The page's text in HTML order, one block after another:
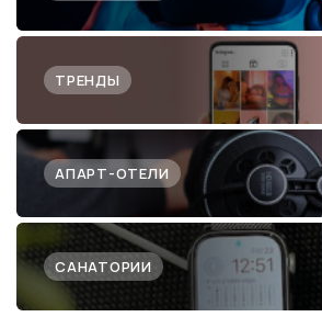
ТРЕНДЫ
АПАРТ-ОТЕЛИ
САНАТОРИИ